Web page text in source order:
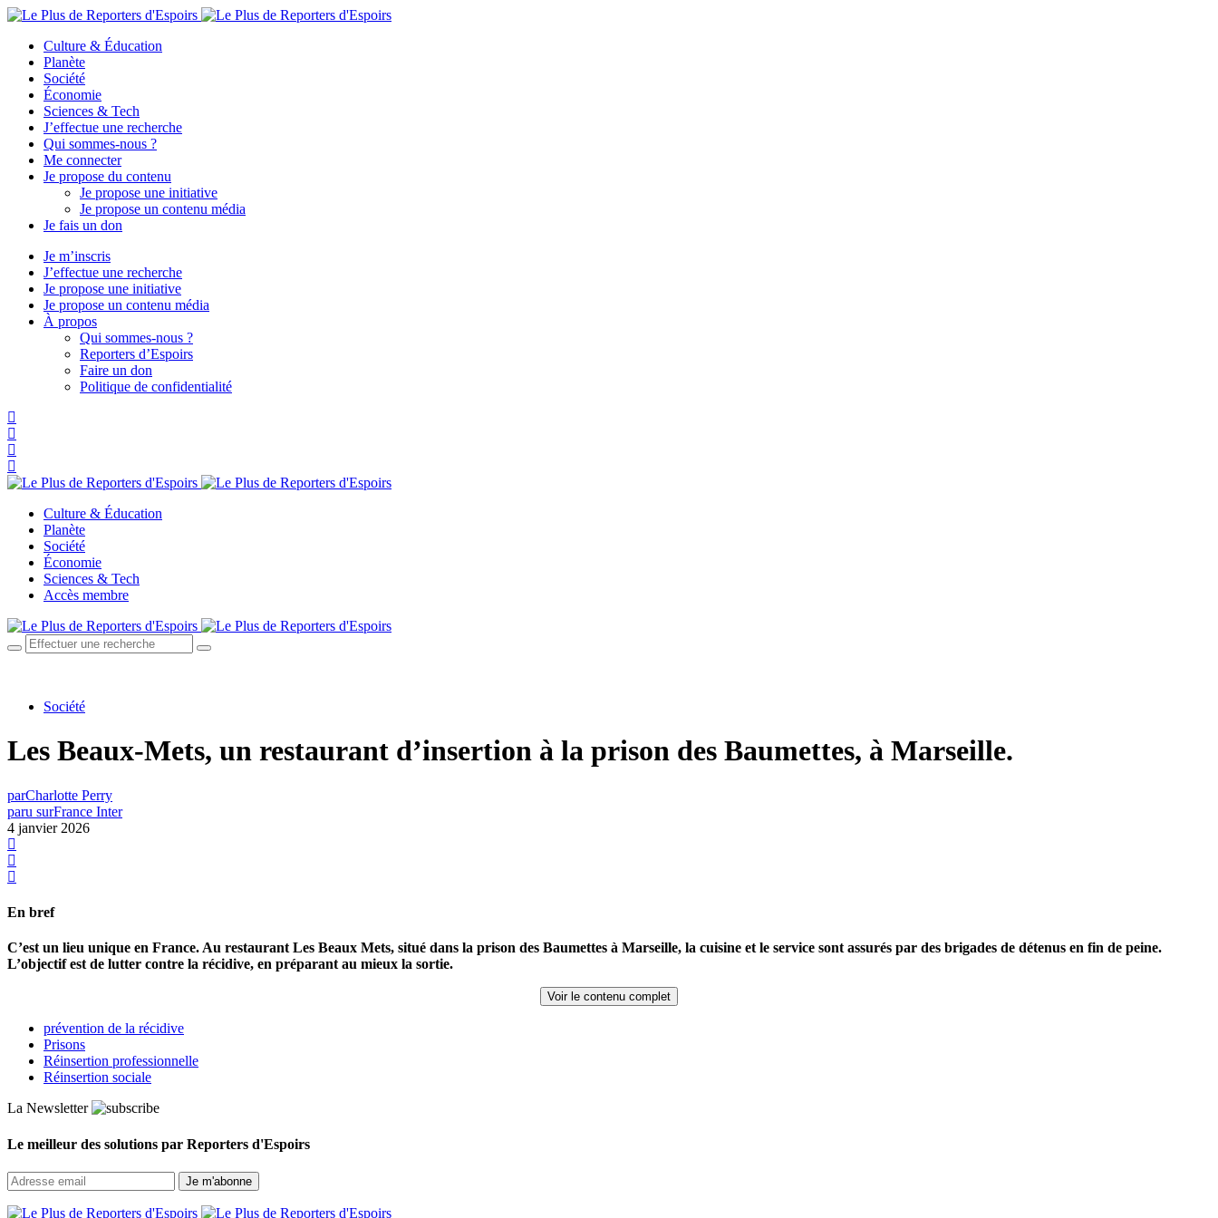
Culture & Éducation
Planète
Société
Économie
Sciences & Tech
J’effectue une recherche
Qui sommes-nous ?
Me connecter
Je propose du contenu
Je propose une initiative
Je propose un contenu média
Je fais un don
Je m’inscris
J’effectue une recherche
Je propose une initiative
Je propose un contenu média
À propos
Qui sommes-nous ?
Reporters d’Espoirs
Faire un don
Politique de confidentialité
Culture & Éducation
Planète
Société
Économie
Sciences & Tech
Accès membre
Société
Les Beaux-Mets, un restaurant d’insertion à la prison des Baumettes, à Marseille.
parCharlotte Perry
paru surFrance Inter
4 janvier 2026
En bref
C’est un lieu unique en France. Au restaurant Les Beaux Mets, situé dans la prison des Baumettes à Marseille, la cuisine et le service sont assurés par des brigades de détenus en fin de peine.
L’objectif est de lutter contre la récidive, en préparant au mieux la sortie.
Voir le contenu complet
prévention de la récidive
Prisons
Réinsertion professionnelle
Réinsertion sociale
La Newsletter
Le meilleur des solutions par Reporters d'Espoirs